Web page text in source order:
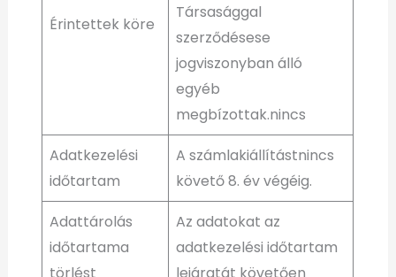
Érintettek köre
Társasággal
szerződésese
jogviszonyban álló
egyéb
megbízottak.nincs
Adatkezelési
időtartam
A számlakiállítástnincs
követő 8. év végéig.
Adattárolás
időtartama
törlést
Az adatokat az
adatkezelési időtartam
lejáratát követően